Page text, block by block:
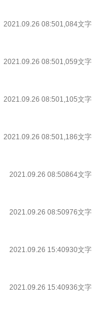
2021.09.26 08:501,084文字
2021.09.26 08:501,059文字
2021.09.26 08:501,105文字
2021.09.26 08:501,186文字
2021.09.26 08:50864文字
2021.09.26 08:50976文字
2021.09.26 15:40930文字
2021.09.26 15:40936文字